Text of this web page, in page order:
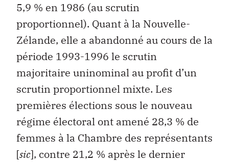
5,9 % en 1986 (au scrutin
proportionnel). Quant à la Nouvelle-
Zélande, elle a abandonné au cours de la
période 1993-1996 le scrutin
majoritaire uninominal au profit d’un
scrutin proportionnel mixte. Les
premières élections sous le nouveau
régime électoral ont amené 28,3 % de
femmes à la Chambre des représentants
[sic], contre 21,2 % après le dernier